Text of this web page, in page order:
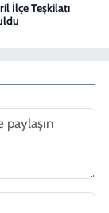
İlçe Teşkilatı